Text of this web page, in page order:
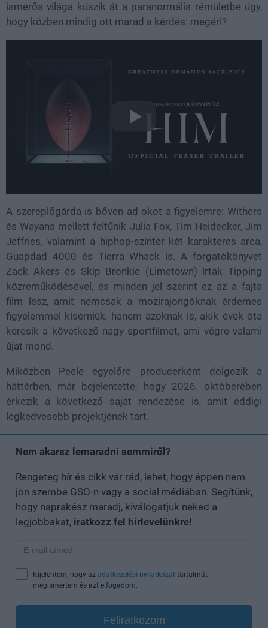
ismerős világa kúszik át a paranormális rémületbe úgy,
hogy közben mindig ott marad a kérdés: megéri?
A szereplőgárda is bőven ad okot a figyelemre: Withers
és Wayans mellett feltűnik Julia Fox, Tim Heidecker, Jim
Jeffries, valamint a hiphop-színtér két karakteres arca,
Guapdad 4000 és Tierra Whack is. A forgatókönyvet
Zack Akers és Skip Bronkie (Limetown) írták Tipping
közreműködésével, és minden jel szerint ez az a fajta
film lesz, amit nemcsak a mozirajongóknak érdemes
figyelemmel kísérniük, hanem azoknak is, akik évek óta
keresik a következő nagy sportfilmet, ami végre valami
újat mond.
Miközben Peele egyelőre producerként dolgozik a
háttérben, már bejelentette, hogy 2026. októberében
érkezik a következő saját rendezése is, amit eddigi
legkedvesebb projektjének tart.
Nem akarsz lemaradni semmiről?
Rengeteg hír és cikk vár rád, lehet, hogy éppen nem
jön szembe GSO-n vagy a social médiában. Segítünk,
hogy naprakész maradj, kiválogatjuk neked a
legjobbakat, iratkozz fel hírlevelünkre!
Kijelentem, hogy az adatkezelési nyilatkozat tartalmát
megismertem és azt elfogadom.
Feliratkozom